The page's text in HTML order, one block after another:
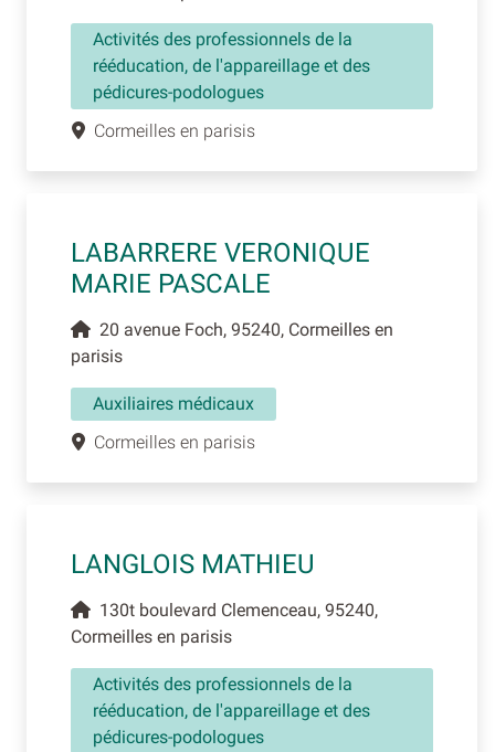
Activités des professionnels de la
rééducation, de l'appareillage et des
pédicures-podologues
Cormeilles en parisis
LABARRERE VERONIQUE
MARIE PASCALE
20 avenue Foch, 95240, Cormeilles en
parisis
Auxiliaires médicaux
Cormeilles en parisis
LANGLOIS MATHIEU
130t boulevard Clemenceau, 95240,
Cormeilles en parisis
Activités des professionnels de la
rééducation, de l'appareillage et des
pédicures-podologues